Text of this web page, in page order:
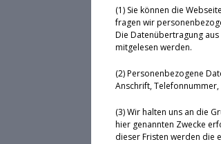
(1) Sie können die
fragen wir
Die Datenübertragung
mitgelesen werden.
(2) Personenbezogene
Anschrift, Telefonnummer,
(3) Wir halten uns an die
hier genannten Zwecke
dieser Fristen werden die